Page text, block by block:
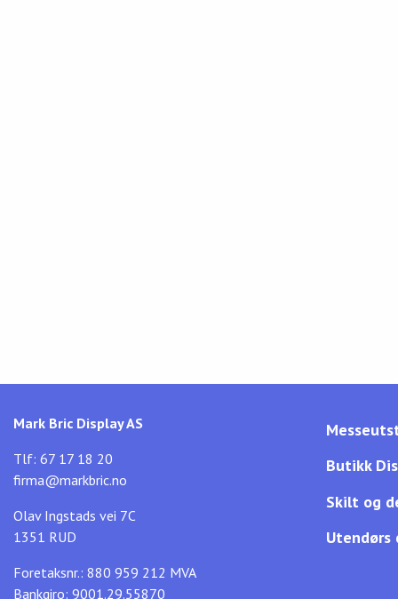
Butikk
Skilt og
Utendørs
Mark Bric Display AS
Tlf: 67 17 18 20
firma@markbric.no
Olav Ingstads vei 7C
1351 RUD
Foretaksnr.: 880 959 212 MVA
Bankgiro: 9001.29.55870